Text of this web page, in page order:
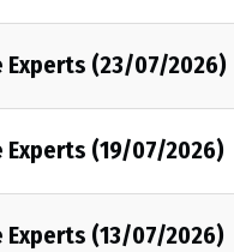
Experts (23/07/2026)
Experts (19/07/2026)
Experts (13/07/2026)